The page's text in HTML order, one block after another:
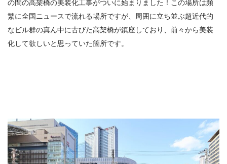
の間の高架橋の美装化工事がついに始まりました！この場所は頻
繁に全国ニュースで流れる場所ですが、周囲に立ち並ぶ超近代的
なビル群の真ん中に古びた高架橋が鎮座しており、前々から美装
化して欲しいと思っていた箇所です。